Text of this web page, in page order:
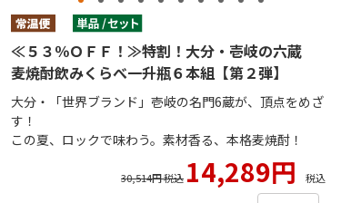
≪５３％ＯＦＦ！≫特割！大分・壱岐の六蔵
麦焼酎飲みくらべ一升瓶６本組【第２弾】
大分・「世界ブランド」壱岐の名門6蔵が、頂点をめざ
す！
この夏、ロックで味わう。素材香る、本格麦焼酎！
30,514円 税込 14,289円 税込